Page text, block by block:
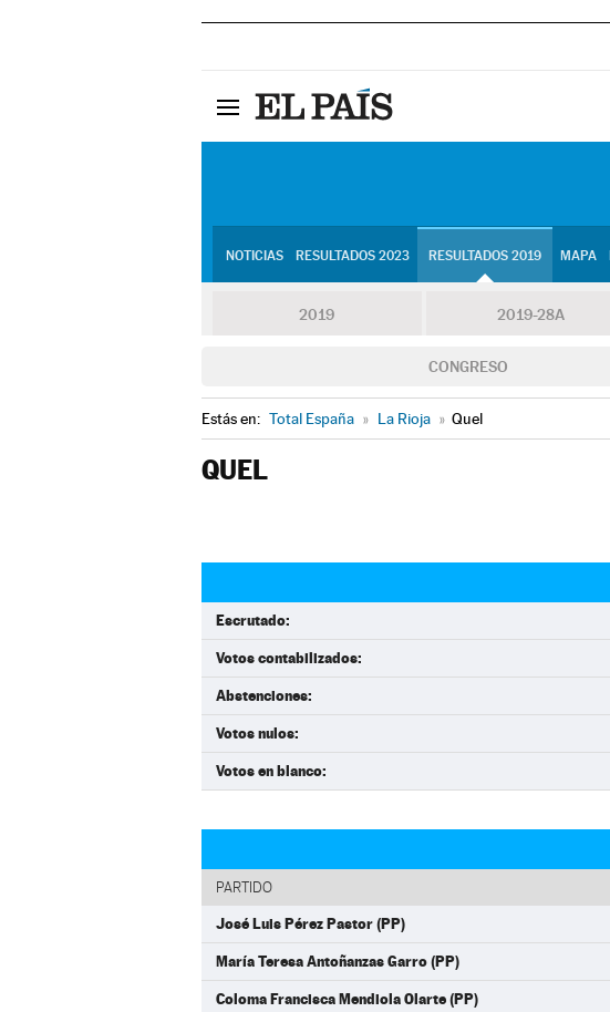
NOTICIAS RESULTADOS 2023 RESULTADOS 2019 MAPA
2019 2019-28A
CONGRESO
Estás en: Total España » La Rioja » Quel
QUEL
Escrutado:
Votos contabilizados:
Abstenciones:
Votos nulos:
Votos en blanco:
PARTIDO
José Luis Pérez Pastor (PP)
María Teresa Antoñanzas Garro (PP)
Coloma Francisca Mendiola Olarte (PP)